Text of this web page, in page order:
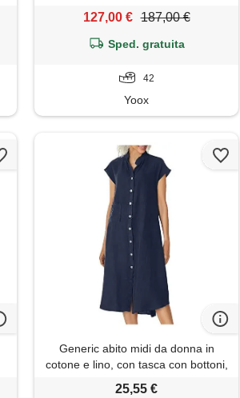
127,00 € 187,00 €
Sped. gratuita
42
Yoox
Generic abito midi da donna in
cotone e lino, con tasca con bottoni,
traspirante, casual, estivo, spiaggia,
25,55 €